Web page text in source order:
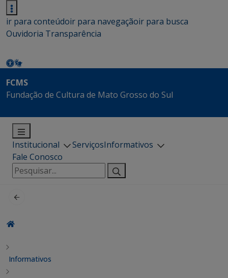
ir para conteúdoir para navegaçãoir para busca
Ouvidoria Transparência
FCMS
Fundação de Cultura de Mato Grosso do Sul
Institucional ServiçosInformativos
Fale Conosco
Pesquisar
por:
Informativos